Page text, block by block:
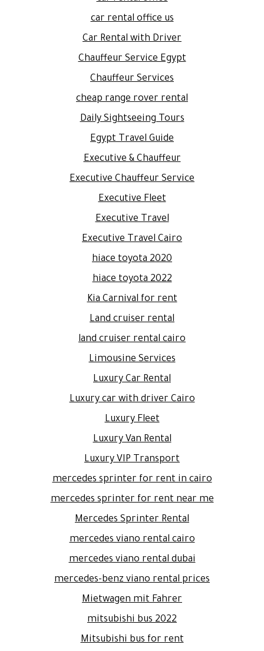
car rental office us
Car Rental with Driver
Chauffeur Service Egypt
Chauffeur Services
cheap range rover rental
Daily Sightseeing Tours
Egypt Travel Guide
Executive & Chauffeur
Executive Chauffeur Service
Executive Fleet
Executive Travel
Executive Travel Cairo
hiace toyota 2020
hiace toyota 2022
Kia Carnival for rent
Land cruiser rental
land cruiser rental cairo
Limousine Services
Luxury Car Rental
Luxury car with driver Cairo
Luxury Fleet
Luxury Van Rental
Luxury VIP Transport
mercedes sprinter for rent in cairo
mercedes sprinter for rent near me
Mercedes Sprinter Rental
mercedes viano rental cairo
mercedes viano rental dubai
mercedes-benz viano rental prices
Mietwagen mit Fahrer
mitsubishi bus 2022
Mitsubishi bus for rent